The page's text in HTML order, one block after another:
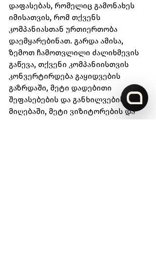
დაფასებას, რომელიც გამონახეს
იმისათვის, რომ თქვენს
კომპანიასთან ურთიერთობა
დაემყარებინათ. გარდა ამისა,
ზემოთ ჩამოთვლილი ძალიხმევის
გაწევა, თქვენი კომპანიისთვის
კონვერტირდება გაყიდვების
გაზრდაში, მეტი დადებითი
შეფასებების და განხილვების
მიღებაში, მეტი ვიზიტორების და